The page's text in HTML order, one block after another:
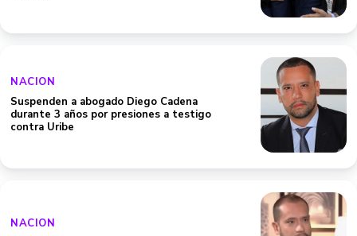
NACION
Suspenden a abogado Diego Cadena
durante 3 años por presiones a testigo
contra Uribe
NACION